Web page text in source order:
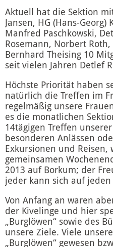
Aktuell hat die Sektion
Jansen, HG (Hans-
Manfred Paschkowski,
Rosemann, Norbert
Bernhard Theising 10
seit vielen Jahren Detlef
Höchste Priorität haben
natürlich die Treffen im
regelmäßig unsere
es die monatlichen
14tägigen Treffen
besonderen Anlässen
Exkursionen und Reisen,
gemeinsamen
2013 auf Borkum; der
jeder kann sich auf jeden
Von Anfang an waren
der Kivelinge und hier
„Burglöwen“ sowie des
unsere Ziele. Viele
„Burglöwen“ gewesen